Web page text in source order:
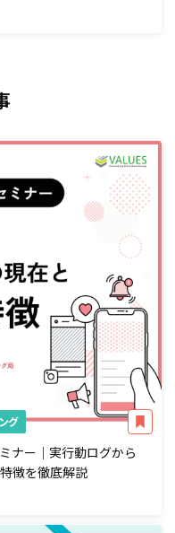
グ
ナー｜実行動ログから
徴を徹底解説